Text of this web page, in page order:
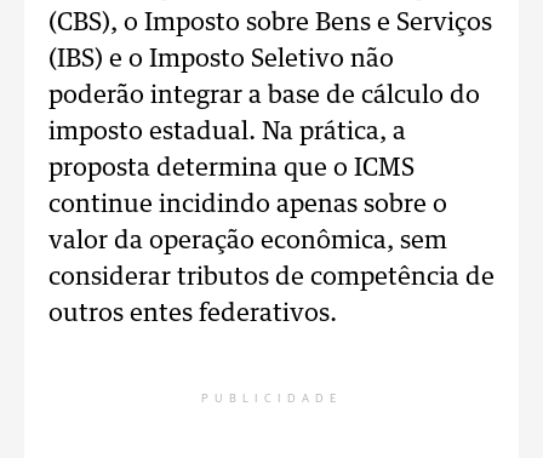
(CBS), o Imposto sobre Bens e Serviços
(IBS) e o Imposto Seletivo não
poderão integrar a base de cálculo do
imposto estadual. Na prática, a
proposta determina que o ICMS
continue incidindo apenas sobre o
valor da operação econômica, sem
considerar tributos de competência de
outros entes federativos.
PUBLICIDADE